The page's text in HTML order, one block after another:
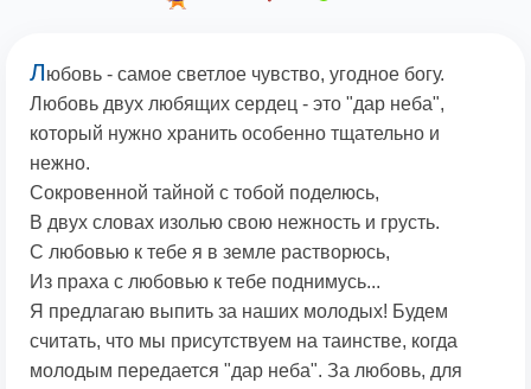
Любовь - самое светлое чувство, угодное богу.
Любовь двух любящих сердец - это "дар неба",
который нужно хранить особенно тщательно и
нежно.
Сокровенной тайной с тобой поделюсь,
В двух словах изолью свою нежность и грусть.
С любовью к тебе я в земле растворюсь,
Из праха с любовью к тебе поднимусь...
Я предлагаю выпить за наших молодых! Будем
считать, что мы присутствуем на таинстве, когда
молодым передается "дар неба". За любовь, для